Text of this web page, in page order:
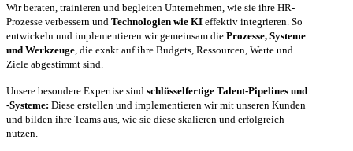
Wir beraten, trainieren und begleiten Unternehmen, wie sie ihre HR-
Prozesse verbessern und Technologien wie KI effektiv integrieren. So
entwickeln und implementieren wir gemeinsam die Prozesse, Systeme
und Werkzeuge , die exakt auf ihre Budgets, Ressourcen, Werte und
Ziele abgestimmt sind.
Unsere besondere Expertise sind schlüsselfertige Talent-Pipelines und
-Systeme: Diese erstellen und implementieren wir mit unseren Kunden
und bilden ihre Teams aus, wie sie diese skalieren und erfolgreich
nutzen.